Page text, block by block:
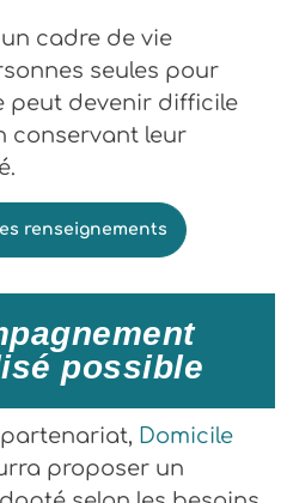
un cadre de vie
seules pour
peut devenir difficile
conservant leur
renseignements
possible
Domicile
proposer un